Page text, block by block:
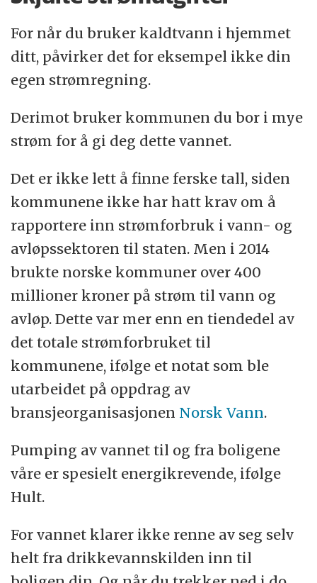
For når du bruker kaldtvann i hjemmet
ditt, påvirker det for eksempel ikke din
egen strømregning.
Derimot bruker kommunen du bor i mye
strøm for å gi deg dette vannet.
Det er ikke lett å finne ferske tall, siden
kommunene ikke har hatt krav om å
rapportere inn strømforbruk i vann- og
avløpssektoren til staten. Men i 2014
brukte norske kommuner over 400
millioner kroner på strøm til vann og
avløp. Dette var mer enn en tiendedel av
det totale strømforbruket til
kommunene, ifølge et notat som ble
utarbeidet på oppdrag av
bransjeorganisasjonen Norsk Vann.
Pumping av vannet til og fra boligene
våre er spesielt energikrevende, ifølge
Hult.
For vannet klarer ikke renne av seg selv
helt fra drikkevannskilden inn til